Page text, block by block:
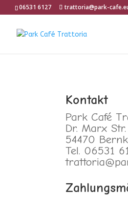
06531 6127 trattoria@park-
Kontakt
Park Café
Dr. Marx
54470
Tel. 06531